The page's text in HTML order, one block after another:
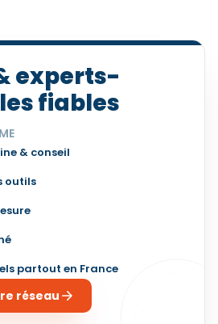
experts-
fiables
& conseil
outils
partout en France
réseau